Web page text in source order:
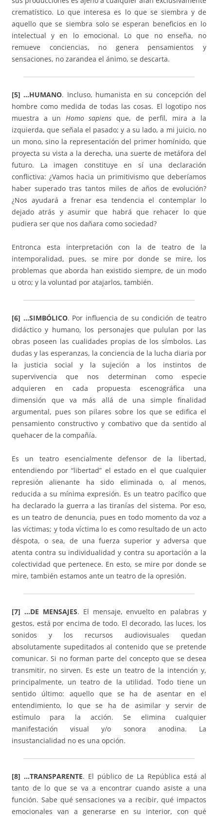
crematístico. Lo que interesa es lo que se siembra y de
aquello que se siembra solo se esperan beneficios en lo
intelectual y en lo emocional. Lo que no enseña, no
remueve conciencias, no genera pensamientos y
sensaciones, no zarandea el ánimo, se descarta.
[5] …HUMANO. Incluso, humanista en su concepción del
hombre como medida de todas las cosas. El logotipo nos
muestra a un Homo sapiensque, de perfil, mira a la
izquierda, que señala el pasado; y a su lado, a mi juicio, no
un mono, sino la representación del primer homínido, que
proyecta su vista a la derecha, una suerte de metáfora del
futuro. La imagen constituye en sí una declaración
conflictiva: ¿Vamos hacia un primitivismo que deberíamos
haber superado tras tantos miles de años de evolución?
¿Nos ayudará a frenar esa tendencia el contemplar lo
dejado atrás y asumir que habrá que rehacer lo que
pudiera ser que nos dañara como sociedad?
Entronca esta interpretación con la de teatro de la
intemporalidad, pues, se mire por donde se mire, los
problemas que aborda han existido siempre, de un modo
u otro; y la voluntad por atajarlos, también.
[6] …SIMBÓLICO. Por influencia de su condición de teatro
didáctico y humano, los personajes que pululan por las
obras poseen las cualidades propias de los símbolos. Las
dudas y las esperanzas, la conciencia de la lucha diaria por
la justicia social y la sujeción a los instintos de
supervivencia que nos determinan como especie
adquieren en cada propuesta escenográfica una
dimensión que va más allá de una simple finalidad
argumental, pues son pilares sobre los que se edifica el
pensamiento constructivo y combativo que da sentido al
quehacer de la compañía.
Es un teatro esencialmente defensor de la libertad,
entendiendo por “libertad” el estado en el que cualquier
represión alienante ha sido eliminada o, al menos,
reducida a su mínima expresión. Es un teatro pacífico que
ha declarado la guerra a las tiranías del sistema. Por eso,
es un teatro de denuncia, pues en todo momento da voz a
las víctimas; y toda víctima lo es como resultado de un acto
déspota, o sea, de una fuerza superior y adversa que
atenta contra su individualidad y contra su aportación a la
colectividad que pertenece. En esto, se mire por donde se
mire, también estamos ante un teatro de la opresión.
[7] …DE MENSAJES. El mensaje, envuelto en palabras y
gestos, está por encima de todo. El decorado, las luces, los
sonidos y los recursos audiovisuales quedan
absolutamente supeditados al contenido que se pretende
comunicar. Si no forman parte del concepto que se desea
transmitir, no sirven. Es este un teatro de la intención y,
principalmente, un teatro de la utilidad. Todo tiene un
sentido último: aquello que se ha de asentar en el
entendimiento, lo que se ha de asimilar y servir de
estímulo para la acción. Se elimina cualquier
manifestación visual y/o sonora anodina. La
insustancialidad no es una opción.
[8] …TRANSPARENTE. El público de La República está al
tanto de lo que se va a encontrar cuando asiste a una
función. Sabe qué sensaciones va a recibir, qué impactos
emocionales van a generarse en su interior, con qué